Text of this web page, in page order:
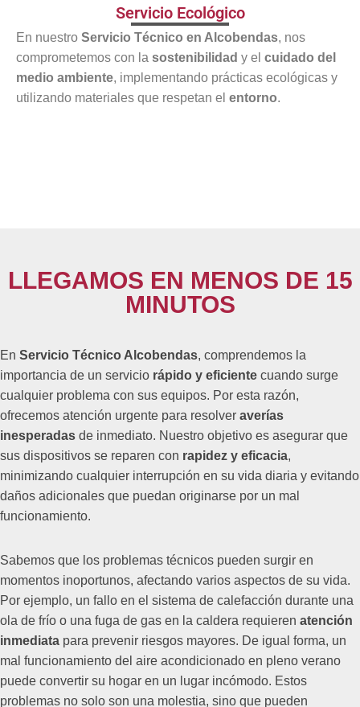
Servicio Ecológico
En nuestro Servicio Técnico en Alcobendas, nos
comprometemos con la sostenibilidad y el cuidado del
medio ambiente, implementando prácticas ecológicas y
utilizando materiales que respetan el entorno.
LLEGAMOS EN MENOS DE 15
MINUTOS
En Servicio Técnico Alcobendas, comprendemos la
importancia de un servicio rápido y eficiente cuando surge
cualquier problema con sus equipos. Por esta razón,
ofrecemos atención urgente para resolver averías
inesperadas de inmediato. Nuestro objetivo es asegurar que
sus dispositivos se reparen con rapidez y eficacia,
minimizando cualquier interrupción en su vida diaria y evitando
daños adicionales que puedan originarse por un mal
funcionamiento.
Sabemos que los problemas técnicos pueden surgir en
momentos inoportunos, afectando varios aspectos de su vida.
Por ejemplo, un fallo en el sistema de calefacción durante una
ola de frío o una fuga de gas en la caldera requieren atención
inmediata para prevenir riesgos mayores. De igual forma, un
mal funcionamiento del aire acondicionado en pleno verano
puede convertir su hogar en un lugar incómodo. Estos
problemas no solo son una molestia, sino que pueden